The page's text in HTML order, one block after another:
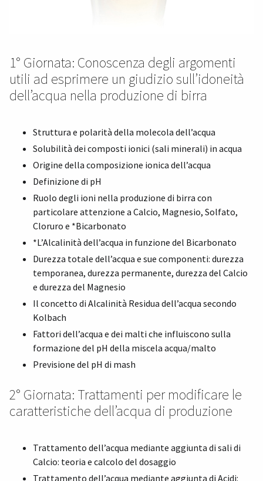
1° Giornata: Conoscenza degli argomenti
utili ad esprimere un giudizio sull’idoneità
dell’acqua nella produzione di birra
Struttura e polarità della molecola dell’acqua
Solubilità dei composti ionici (sali minerali) in acqua
Origine della composizione ionica dell’acqua
Definizione di pH
Ruolo degli ioni nella produzione di birra con
particolare attenzione a Calcio, Magnesio, Solfato,
Cloruro e *Bicarbonato
*L’Alcalinità dell’acqua in funzione del Bicarbonato
Durezza totale dell’acqua e sue componenti: durezza
temporanea, durezza permanente, durezza del Calcio
e durezza del Magnesio
Il concetto di Alcalinità Residua dell’acqua secondo
Kolbach
Fattori dell’acqua e dei malti che influiscono sulla
formazione del pH della miscela acqua/malto
Previsione del pH di mash
2° Giornata: Trattamenti per modificare le
caratteristiche dell’acqua di produzione
Trattamento dell’acqua mediante aggiunta di sali di
Calcio: teoria e calcolo del dosaggio
Trattamento dell’acqua mediante aggiunta di Acidi: